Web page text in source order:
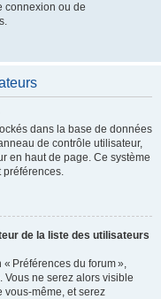
connexion ou de
dans la base de données
de contrôle utilisateur,
en haut de page. Ce système
préférences.
de la liste des utilisateurs
Préférences du forum »,
Vous ne serez alors visible
vous-même, et serez